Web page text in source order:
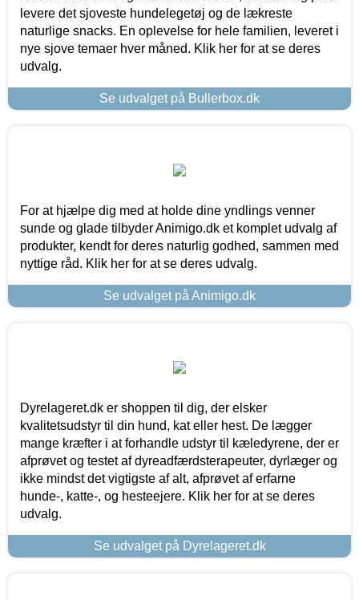
levere det sjoveste hundelegetøj og de lækreste
naturlige snacks. En oplevelse for hele familien, leveret i
nye sjove temaer hver måned. Klik her for at se deres
udvalg.
Se udvalget på Bullerbox.dk
For at hjælpe dig med at holde dine yndlings venner
sunde og glade tilbyder Animigo.dk et komplet udvalg af
produkter, kendt for deres naturlig godhed, sammen med
nyttige råd. Klik her for at se deres udvalg.
Se udvalget på Animigo.dk
Dyrelageret.dk er shoppen til dig, der elsker
kvalitetsudstyr til din hund, kat eller hest. De lægger
mange kræfter i at forhandle udstyr til kæledyrene, der er
afprøvet og testet af dyreadfærdsterapeuter, dyrlæger og
ikke mindst det vigtigste af alt, afprøvet af erfarne
hunde-, katte-, og hesteejere. Klik her for at se deres
udvalg.
Se udvalget på Dyrelageret.dk